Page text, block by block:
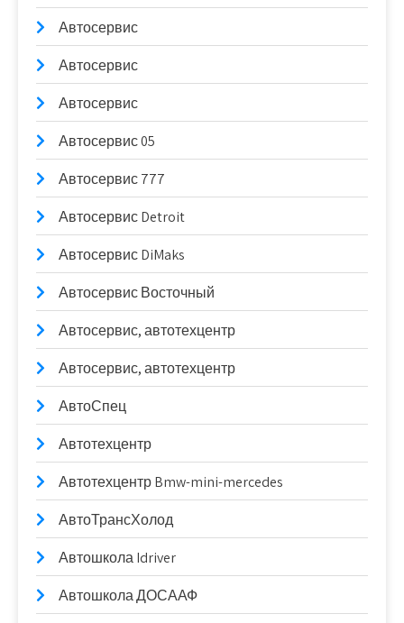
Автосервис
Автосервис
Автосервис
Автосервис 05
Автосервис 777
Автосервис Detroit
Автосервис DiMaks
Автосервис Восточный
Автосервис, автотехцентр
Автосервис, автотехцентр
АвтоСпец
Автотехцентр
Автотехцентр Bmw-mini-mercedes
АвтоТрансХолод
Автошкола Idriver
Автошкола ДОСААФ